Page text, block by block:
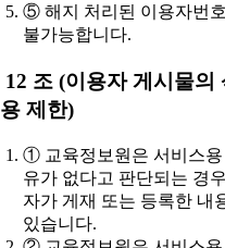
⑤ 해지 처리된 이용자번
불가능합니다.
12 조 (이용자 게시물의
제한)
① 교육정보원은 서비스용
유가 없다고 판단되는 경
자가 게재 또는 등록한 내
있습니다.